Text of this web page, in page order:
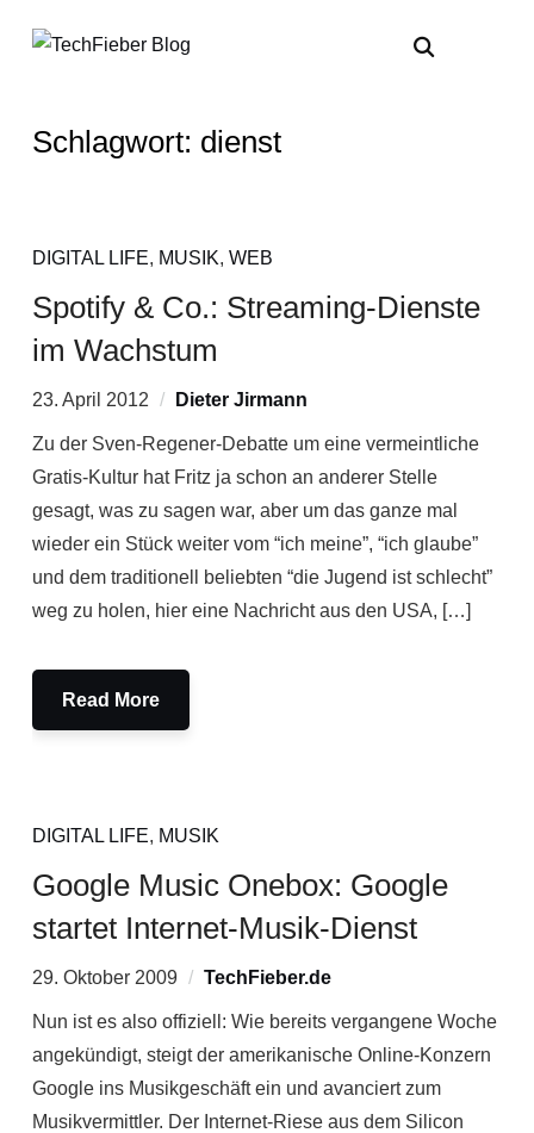
Schlagwort: dienst
DIGITAL LIFE, MUSIK, WEB
Spotify & Co.: Streaming-Dienste
im Wachstum
23. April 2012 Dieter Jirmann
Zu der Sven-Regener-Debatte um eine vermeintliche
Gratis-Kultur hat Fritz ja schon an anderer Stelle
gesagt, was zu sagen war, aber um das ganze mal
wieder ein Stück weiter vom “ich meine”, “ich glaube”
und dem traditionell beliebten “die Jugend ist schlecht”
weg zu holen, hier eine Nachricht aus den USA, […]
Read More
DIGITAL LIFE, MUSIK
Google Music Onebox: Google
startet Internet-Musik-Dienst
29. Oktober 2009 TechFieber.de
Nun ist es also offiziell: Wie bereits vergangene Woche
angekündigt, steigt der amerikanische Online-Konzern
Google ins Musikgeschäft ein und avanciert zum
Musikvermittler. Der Internet-Riese aus dem Silicon